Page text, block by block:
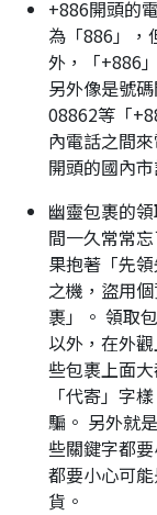
+886開頭的
為「886」，
外，「+886
另外像是號
08862等「
內電話之間
開頭的國內
幽靈包裹的
間一久常常
果抱著「先
之機，盜用
裹」。 領取
以外，在外
些包裹上面
「代寄」字
騙。 另外就
些關鍵字都
都要小心可
貨。